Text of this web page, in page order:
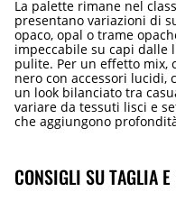
La palette rimane nel
presentano variazioni di
opaco, opal o trame
impeccabile su capi dalle
pulite. Per un effetto mix,
nero con accessori
un look bilanciato tra
variare da tessuti lisci e
che aggiungono
CONSIGLI SU TAGLIA E